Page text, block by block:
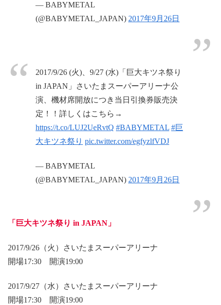
— BABYMETAL
(@BABYMETAL_JAPAN) 2017年9月26日
2017/9/26 (火)、9/27 (水)「巨大キツネ祭り
in JAPAN」さいたまスーパーアリーナ公
演、機材席開放につき当日引換券販売決
定！！詳しくはこちら→
https://t.co/LUJ2UeRvtQ #BABYMETAL #巨
大キツネ祭り pic.twitter.com/egfyzlfVDJ
— BABYMETAL
(@BABYMETAL_JAPAN) 2017年9月26日
「巨大キツネ祭り in JAPAN」
2017/9/26（火）さいたまスーパーアリーナ
開場17:30 開演19:00
2017/9/27（水）さいたまスーパーアリーナ
開場17:30 開演19:00